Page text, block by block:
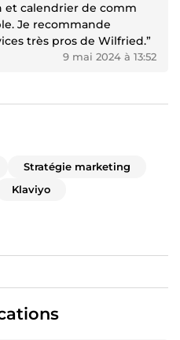
et calendrier de comm
Je recommande
très pros de Wilfried.”
9 mai 2024 à 13:52
Stratégie marketing
Klaviyo